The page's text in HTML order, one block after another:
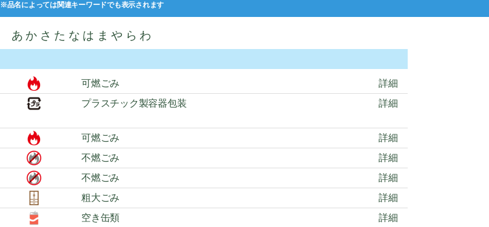
※品名によっては関連キーワードでも表示されます
あ か さ た な は ま や ら わ
可燃ごみ
詳細
プラスチック製容器包装 詳細
可燃ごみ
詳細
不燃ごみ
詳細
不燃ごみ
詳細
粗大ごみ
詳細
空き缶類
詳細